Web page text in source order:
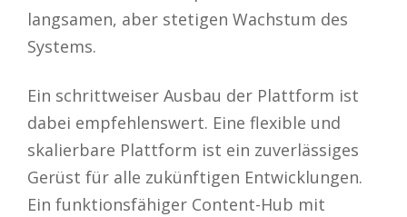
langsamen, aber stetigen Wachstum des
Systems.
Ein schrittweiser Ausbau der Plattform ist
dabei empfehlenswert. Eine flexible und
skalierbare Plattform ist ein zuverlässiges
Gerüst für alle zukünftigen Entwicklungen.
Ein funktionsfähiger Content-Hub mit